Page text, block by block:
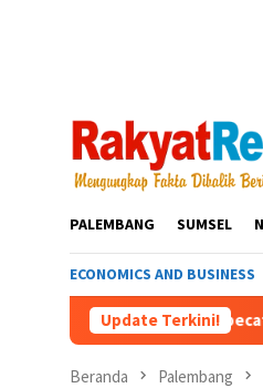
PALEMBANG SUMSEL
ECONOMICS AND BUSINESS
Update Terkini!
Bukan Dipecat, Tetapi
Beranda Palembang